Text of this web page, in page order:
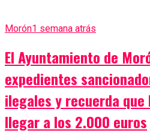
Morón1 semana atrás
El Ayuntamiento de
expedientes
ilegales y recuerda
llegar a los 2.000 euros